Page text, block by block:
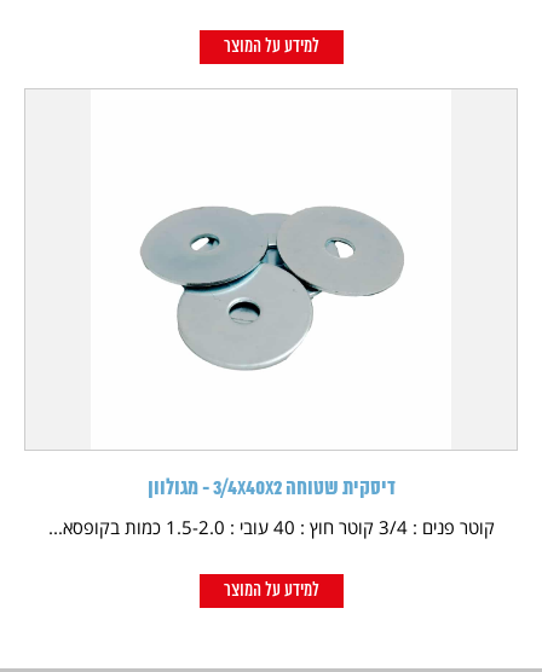
למידע על המוצר
דיסקית שטוחה 3/4X40X2 - מגולוון
קוטר פנים : 3/4 קוטר חוץ : 40 עובי : 1.5-2.0 כמות בקופסא...
למידע על המוצר